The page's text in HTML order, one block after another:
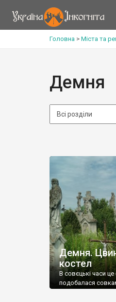
Головна > Міста та
Демня
Демня.
костел
В совєцькі часи
подобалася